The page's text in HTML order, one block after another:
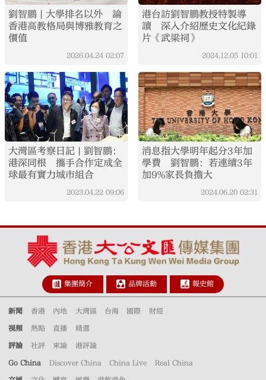
劉智鵬 | 大學排名以外 論
香港高教格局與博雅教育之
價值
2026.04.24 02:07
港台訪劉智鵬教授特製導
讀 深入介紹歷史文化紀錄
片《武梁祠》
2024.12.05 10:01
大灣區考察日記 | 劉智鵬：
港深同根 攜手合作定成全
球最有實力城市組合
2023.04.22 09:06
消息指大學明年起分3年加
學費 劉智鵬：若連續3年
加9%家長負擔大
2024.06.20 02:31
集團簡介 品牌活動 報史館
新聞 香港 內地 大灣區 台海 國際 財經
視頻 熱點 直播 精選
評論 社評 來論 港評論
Go China Discover China China Live Real China